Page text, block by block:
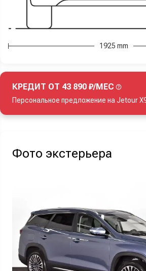
1925 mm
КРЕДИТ ОТ 43 890 ₽/МЕС
Персональное предложение на Jetour
Фото экстерьера